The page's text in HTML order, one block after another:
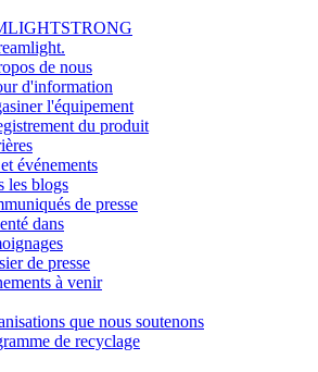
de nous
d'information
l'équipement
du produit
événements
les blogs
de presse
dans
de presse
à venir
que nous soutenons
de recyclage